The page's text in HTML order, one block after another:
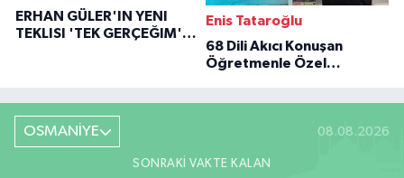
ERHAN GÜLER'IN YENI
TEKLISI 'TEK GERÇEĞIM'LE
Enis Tataroğlu
68 Dili Akıcı Konuşan
Öğretmenle Özel
OSMANİYE 08.08.2026
SONRAKI VAKTE KALAN